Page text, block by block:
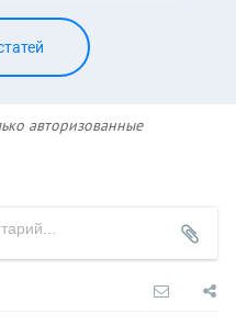
авторизованные